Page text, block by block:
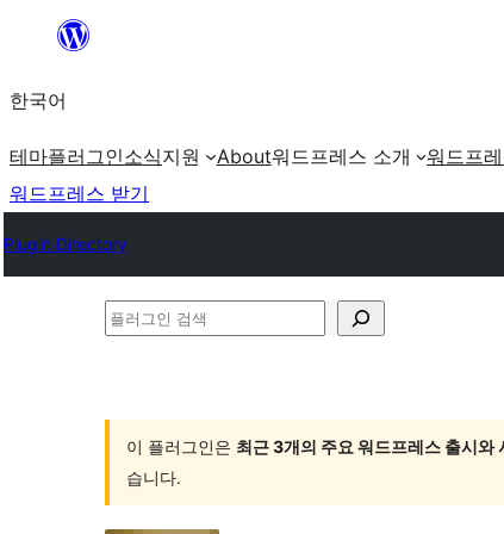
츠
로
로
가
한국어
테마플러그인소식지원 About워드프레스 소개 워드프
워드프레스 받기
Plugin Directory
플
인
이 플러그인은 최근 3개의 주요 워드프레스 출시와
습니다.